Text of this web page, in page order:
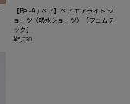
【Be'-A / ベア】ベア エアライト シ
ョーツ（吸水ショーツ）【フェムテ
ック】
¥5,720